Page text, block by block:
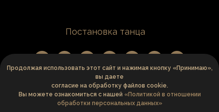
Постановка танца
Продолжая использовать этот сайт и нажимая кнопку «Принимаю»,
вы даете
согласие на обработку файлов cookie.
Вы можете ознакомиться с нашей «Политикой в отношении
обработки персональных данных»